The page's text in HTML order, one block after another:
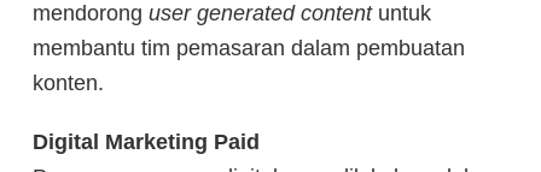
mendorong user generated contentuntuk
membantu tim pemasaran dalam pembuatan
konten.
Digital Marketing Paid